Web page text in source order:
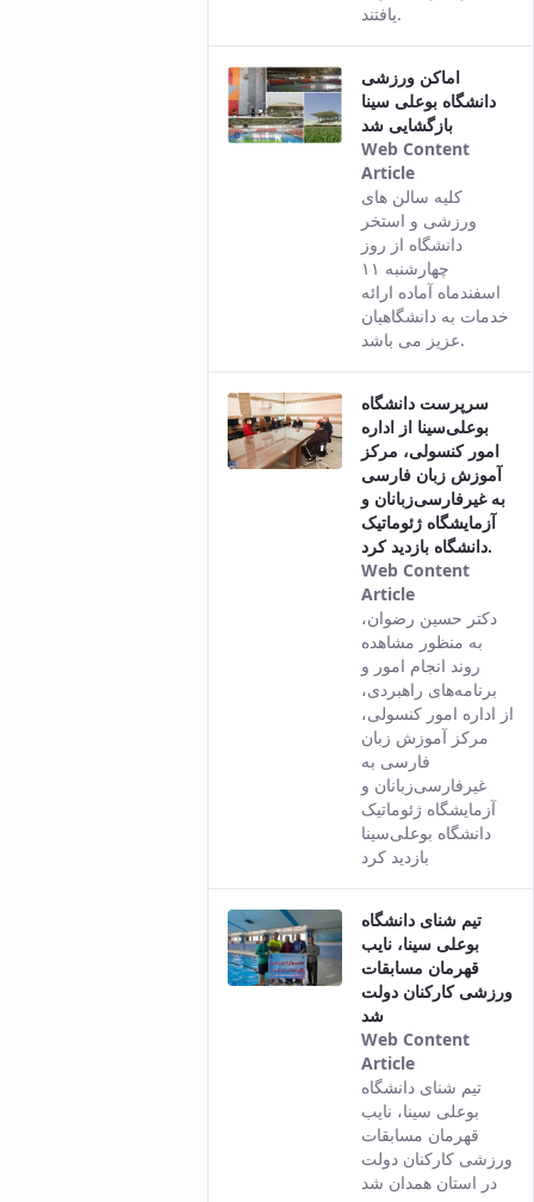
یافتند.
اماکن ورزشی
دانشگاه بوعلی سینا
بازگشایی شد
Web Content
Article
This result
comes from
the Persian
version of
this content.
کلیه سالن های
ورزشی و استخر
دانشگاه از روز
چهارشنبه ۱۱
اسفندماه آماده ارائه
خدمات به دانشگاهیان
عزیز می باشد.
سرپرست دانشگاه
بوعلی‌سینا از اداره
امور کنسولی، مرکز
آموزش زبان فارسی
به غیرفارسی‌زبانان و
آزمایشگاه ژئوماتیک
دانشگاه بازدید کرد.
Web Content
Article
This result
comes from
the Persian
version of
this content.
دکتر حسین رضوان،
به منظور مشاهده
روند انجام امور و
برنامه‌های راهبردی،
از اداره امور کنسولی،
مرکز آموزش زبان
فارسی به
غیرفارسی‌زبانان و
آزمایشگاه ژئوماتیک
دانشگاه بوعلی‌سینا
بازدید کرد
تیم شنای دانشگاه
بوعلی سینا، نایب
قهرمان مسابقات
ورزشی کارکنان دولت
شد
Web Content
Article
This result
comes from
the Persian
version of
this content.
تیم شنای دانشگاه
بوعلی سینا، نایب
قهرمان مسابقات
ورزشی کارکنان دولت
در استان همدان شد